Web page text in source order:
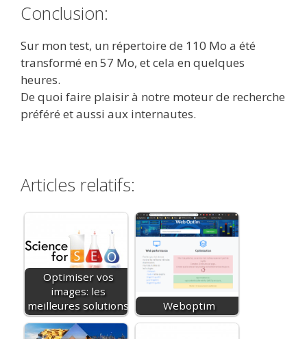
Conclusion:
Sur mon test, un répertoire de 110 Mo a été
transformé en 57 Mo, et cela en quelques
heures.
De quoi faire plaisir à notre moteur de recherche
préféré et aussi aux internautes.
Articles relatifs:
Optimiser vos
images: les
meilleures solutions
Weboptim